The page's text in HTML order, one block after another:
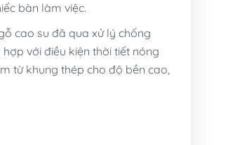
bàn làm việc.
cao su đã qua xử lý chống
với điều kiện thời tiết nóng
từ khung thép cho độ bền cao,